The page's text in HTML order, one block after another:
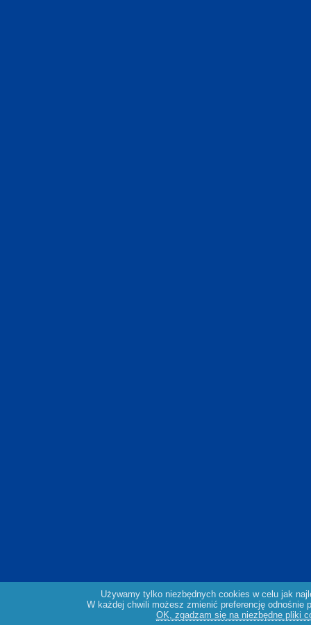
Używamy tylko niezbędnych cookies w celu jak
W każdej chwili możesz zmienić preferencję
OK, zgadzam się na niezbędne pliki